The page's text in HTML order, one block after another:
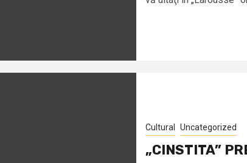
Cultural Uncategorized
„CINSTITA”